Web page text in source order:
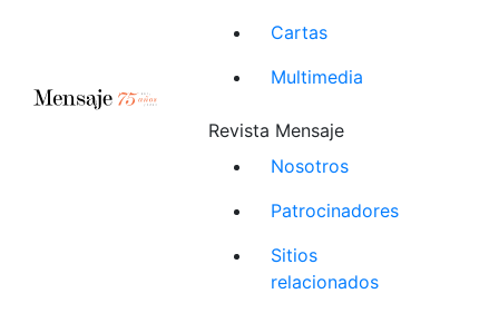
Cartas
Multimedia
Revista Mensaje
Nosotros
Patrocinadores
Sitios
relacionados